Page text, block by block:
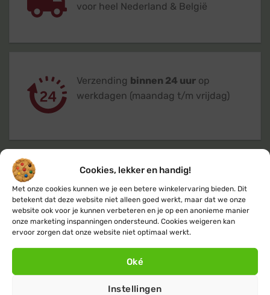
Cookies, lekker en handig!
Met onze cookies kunnen we je een betere winkelervaring bieden. Dit
betekent dat deze website niet alleen goed werkt, maar dat we onze
website ook voor je kunnen verbeteren en je op een anonieme manier
onze marketing inspanningen ondersteund. Cookies weigeren kan
ervoor zorgen dat onze website niet optimaal werkt.
Oké
Instellingen
voor heel Nederland & België
Verzending binnen 24 uur op
werkdagen (maandag t/m vrijdag)
Klanten geven ons een 9,4
+14.800 beoordelingen
Kerstverlichting en feestverlichting